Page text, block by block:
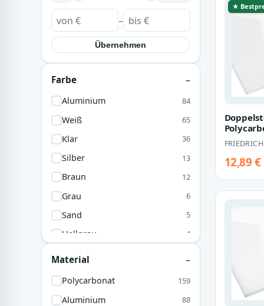
–
Übernehmen
Farbe
Aluminium 84
Weiß 65
Klar 36
Silber 13
Braun 12
Grau 6
Sand 5
Hellgrau 4
Material
Polycarbonat 159
Aluminium 88
★
Breite
glasklar
12,89 €